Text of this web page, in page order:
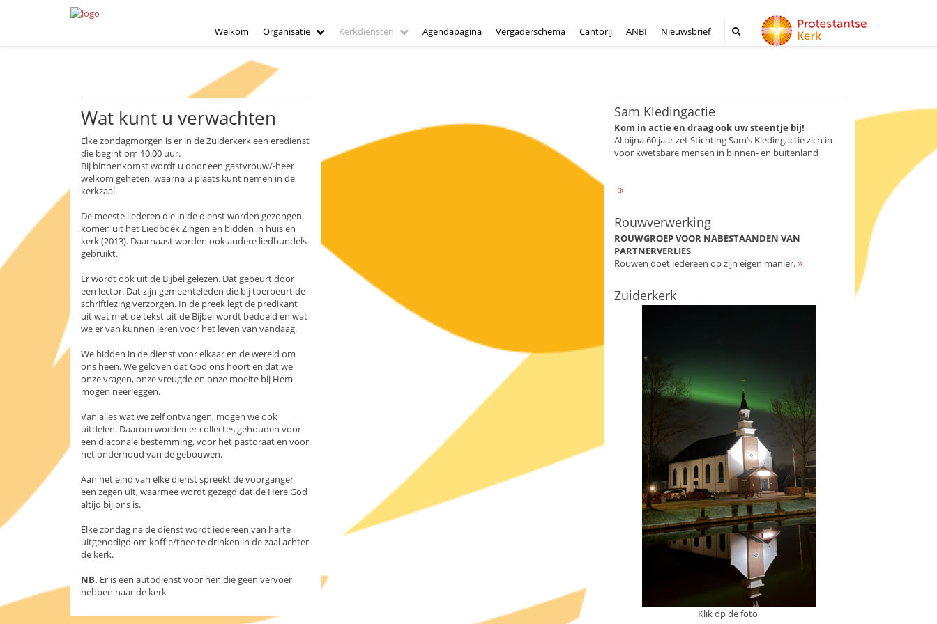
Welkom Organisatie Kerkdiensten Agendapagina Vergaderschema Cantorij ANBI Nieuwsbrief
Wat kunt u verwachten
Elke zondagmorgen is er in de Zuiderkerk een eredienst
die begint om 10.00 uur.
Bij binnenkomst wordt u door een gastvrouw/-heer
welkom geheten, waarna u plaats kunt nemen in de
kerkzaal.
De meeste liederen die in de dienst worden gezongen
komen uit het Liedboek Zingen en bidden in huis en
kerk (2013). Daarnaast worden ook andere liedbundels
gebruikt.
Er wordt ook uit de Bijbel gelezen. Dat gebeurt door
een lector. Dat zijn gemeenteleden die bij toerbeurt de
schriftlezing verzorgen. In de preek legt de predikant
uit wat met de tekst uit de Bijbel wordt bedoeld en wat
we er van kunnen leren voor het leven van vandaag.
We bidden in de dienst voor elkaar en de wereld om
ons heen. We geloven dat God ons hoort en dat we
onze vragen, onze vreugde en onze moeite bij Hem
mogen neerleggen.
Van alles wat we zelf ontvangen, mogen we ook
uitdelen. Daarom worden er collectes gehouden voor
een diaconale bestemming, voor het pastoraat en voor
het onderhoud van de gebouwen.
Aan het eind van elke dienst spreekt de voorganger
een zegen uit, waarmee wordt gezegd dat de Here God
altijd bij ons is.
Elke zondag na de dienst wordt iedereen van harte
uitgenodigd om koffie/thee te drinken in de zaal achter
de kerk.
NB. Er is een autodienst voor hen die geen vervoer
hebben naar de kerk
Sam Kledingactie
Kom in actie en draag ook uw steentje bij!
Al bijna 60 jaar zet Stichting Sam’s Kledingactie zich in
voor kwetsbare mensen in binnen- en buitenland
Rouwverwerking
ROUWGROEP VOOR NABESTAANDEN VAN
PARTNERVERLIES
Rouwen doet iedereen op zijn eigen manier.
Zuiderkerk
Klik op de foto